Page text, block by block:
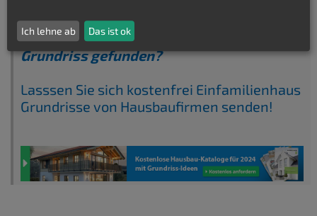
Keinen passenden Einfamilienhaus
Grundriss gefunden?
Lasssen Sie sich kostenfrei Einfamilienhaus
Grundrisse von Hausbaufirmen senden!
Ich lehne ab Das ist ok